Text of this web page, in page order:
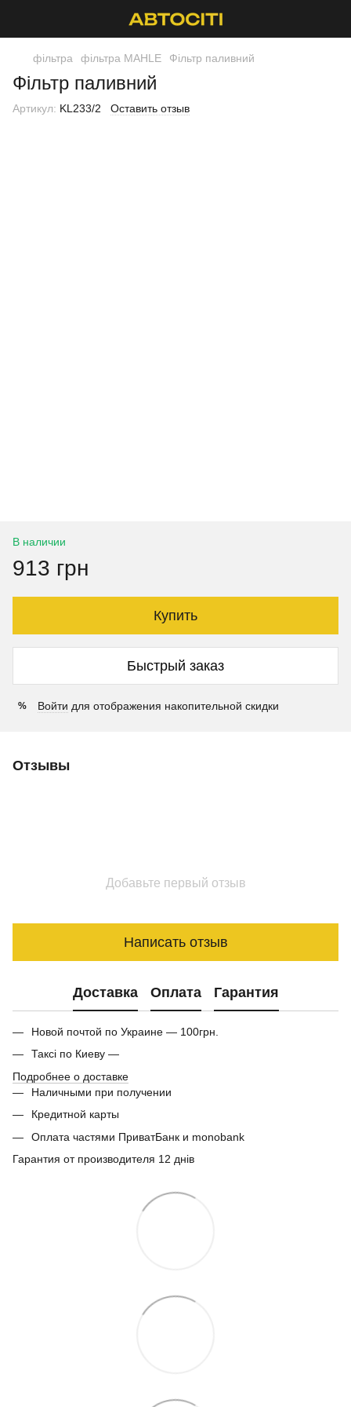
фільтра фільтра MAHLE Фільтр паливний
Фільтр паливний
Артикул: KL233/2 Оставить отзыв
В наличии
913 грн
Купить
Быстрый заказ
% Войти для отображения накопительной скидки
Отзывы
Добавьте первый отзыв
Написать отзыв
Доставка Оплата Гарантия
Новой почтой по Украине — 100грн.
Таксі по Киеву —
Подробнее о доставке
Наличными при получении
Кредитной карты
Оплата частями ПриватБанк и monobank
Гарантия от производителя 12 днів